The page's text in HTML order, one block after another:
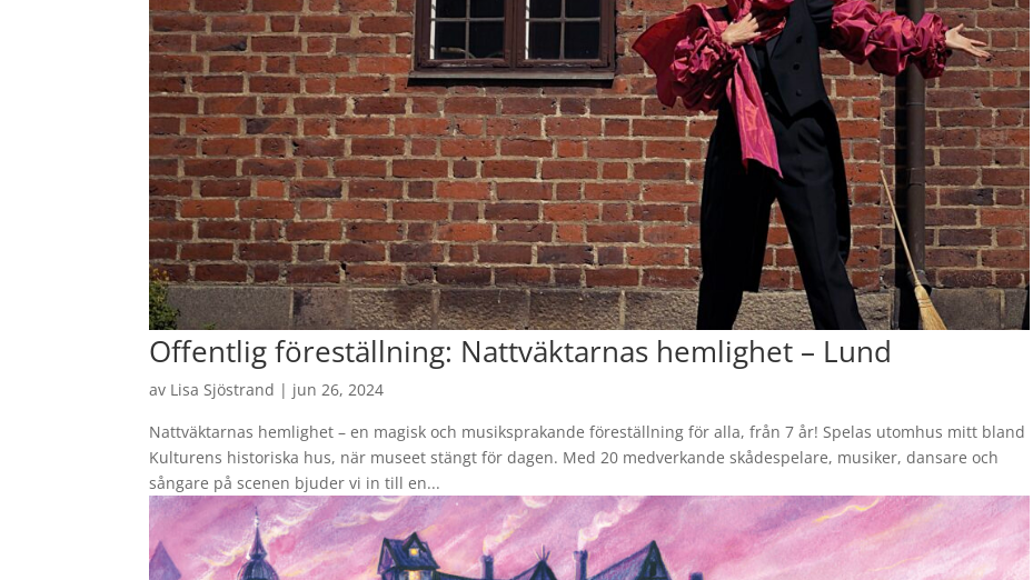
Offentlig föreställning: Nattväktarnas hemlighet – Lund
av Lisa Sjöstrand | jun 26, 2024
Nattväktarnas hemlighet – en magisk och musiksprakande föreställning för alla, från 7 år! Spelas utomhus mitt bland
Kulturens historiska hus, när museet stängt för dagen. Med 20 medverkande skådespelare, musiker, dansare och
sångare på scenen bjuder vi in till en...